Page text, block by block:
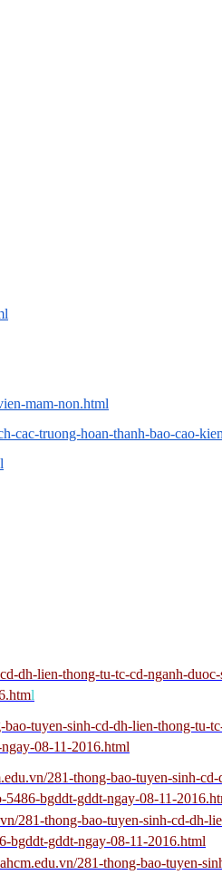
mam-non.html
cac-truong-hoan-thanh-bao-cao-
dh-lien-thong-tu-tc-cd-nganh-
l
tuyen-sinh-cd-dh-lien-thong-tu-
08-11-2016.html
281-thong-bao-tuyen-sinh-
bgddt-gddt-ngay-08-11-
281-thong-bao-tuyen-sinh-cd-dh-
bgddt-gddt-ngay-08-11-2016.html
281-thong-bao-tuyen-